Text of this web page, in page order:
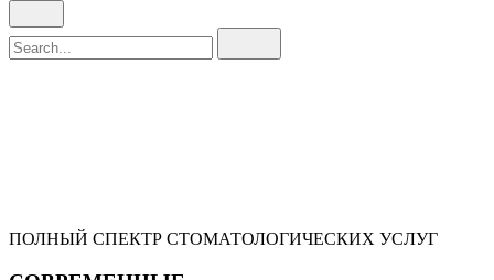
Search
for
ПОЛНЫЙ СПЕКТР СТОМАТОЛОГИЧЕСКИХ УСЛУГ